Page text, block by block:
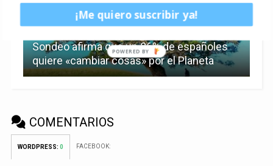
Sondeo afirma que un 86% de españoles
quiere «cambiar cosas» por el Planeta
COMENTARIOS
WORDPRESS: 0 FACEBOOK:
¡Me quiero suscribir ya!